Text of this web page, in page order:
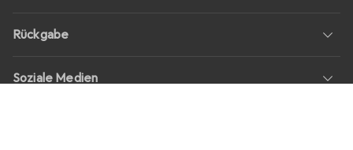
Rückgabe
Soziale Medien